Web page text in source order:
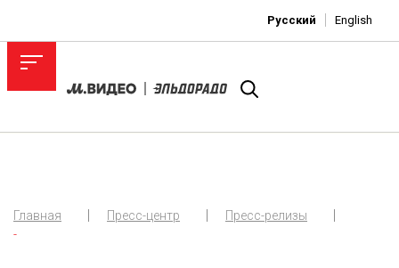
Русский English
Главная Пресс-центр
Пресс-релизы
-